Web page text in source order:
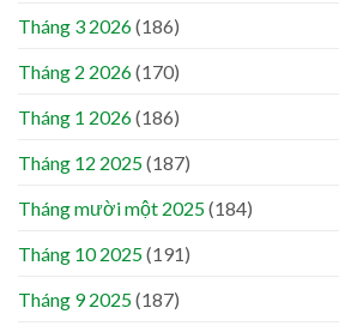
Tháng 3 2026(186)
Tháng 2 2026(170)
Tháng 1 2026(186)
Tháng 12 2025(187)
Tháng mười một 2025(184)
Tháng 10 2025(191)
Tháng 9 2025(187)